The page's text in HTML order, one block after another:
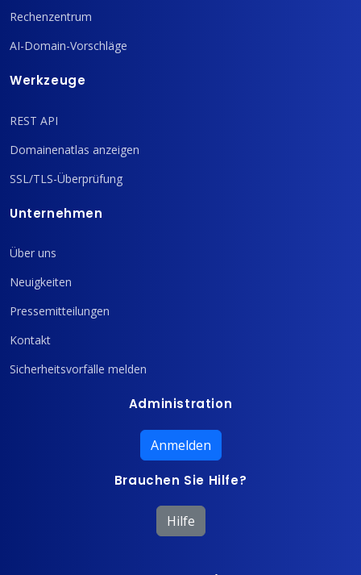
Rechenzentrum
AI-Domain-Vorschläge
Werkzeuge
REST API
Domainenatlas anzeigen
SSL/TLS-Überprüfung
Unternehmen
Über uns
Neuigkeiten
Pressemitteilungen
Kontakt
Sicherheitsvorfälle melden
Administration
Anmelden
Brauchen Sie Hilfe?
Hilfe